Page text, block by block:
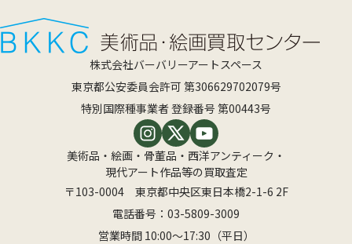
株式会社バーバリーアートスペース
東京都公安委員会許可 第306629702079号
特別国際種事業者 登録番号 第00443号
美術品・絵画・骨董品・西洋アンティーク・
現代アート作品等の買取査定
〒103-0004 東京都中央区東日本橋2-1-6 2F
電話番号： 03-5809-3009
営業時間 10:00〜17:30（平日）